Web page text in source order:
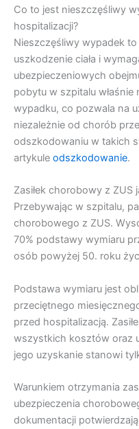
Co to jest nieszczęśliwy
hospitalizacji?
Nieszczęśliwy wypadek
uszkodzenie ciała i
ubezpieczeniowych
pobytu w szpitalu
wypadku, co pozwala na
niezależnie od chorób
odszkodowaniu w takich
artykule odszkodowanie.
Zasiłek chorobowy z
Przebywając w szpitalu,
chorobowego z ZUS.
70% podstawy wymiaru
osób powyżej 50. roku
Podstawa wymiaru jest
przeciętnego
przed hospitalizacją.
wszystkich kosztów oraz
jego uzyskanie stanowi
Warunkiem otrzymania
ubezpieczenia
dokumentacji